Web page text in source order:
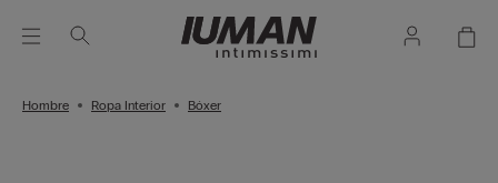
Hombre Ropa Interior Bóxer